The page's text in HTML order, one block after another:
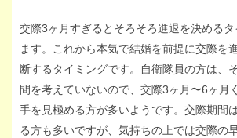
交際3ヶ月すぎるとそろそろ進退を決める
ます。これから本気で結婚を前提に交際を
断するタイミングです。自衛隊員の方は、
間を考えていないので、交際3ヶ月〜6ヶ月
手を見極める方が多いようです。交際期間
る方も多いですが、気持ちの上では交際の